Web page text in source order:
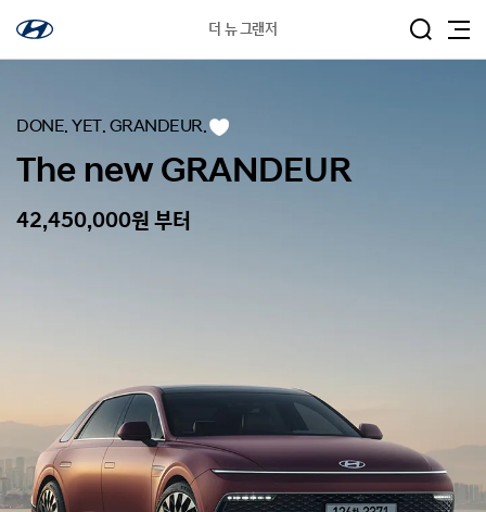
더 뉴 그랜저
DONE. YET. GRANDEUR.
관
차
량
The new GRANDEUR
42,450,000원 부터